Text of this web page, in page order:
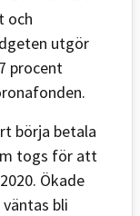
och
utgör
procent
börja betala
togs för att
Ökade
bli